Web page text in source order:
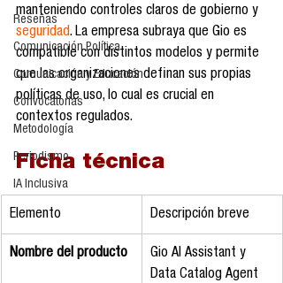
Reseñas
Comunicación Política
Comunicación y Educación
Convocatorias
Metodología
Periodismo
IA Inclusiva
manteniendo controles claros de gobierno y
seguridad. La empresa subraya que Gio es
compatible con distintos modelos y permite
que las organizaciones definan sus propias
políticas de uso, lo cual es crucial en
contextos regulados.
Ficha técnica
Elemento Descripción breve
Nombre del producto
Gio AI Assistant y
Data Catalog Agent